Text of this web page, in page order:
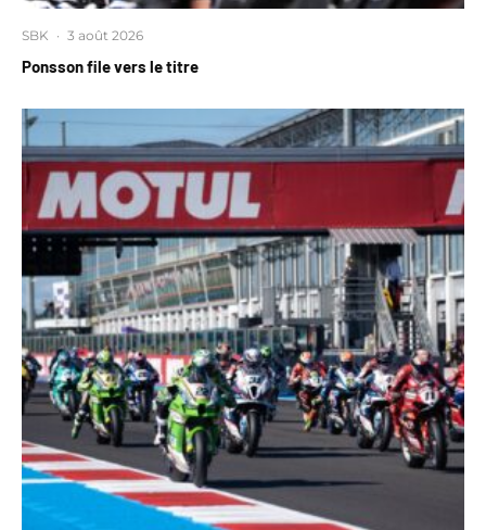
SBK · 3 août 2026
Ponsson file vers le titre